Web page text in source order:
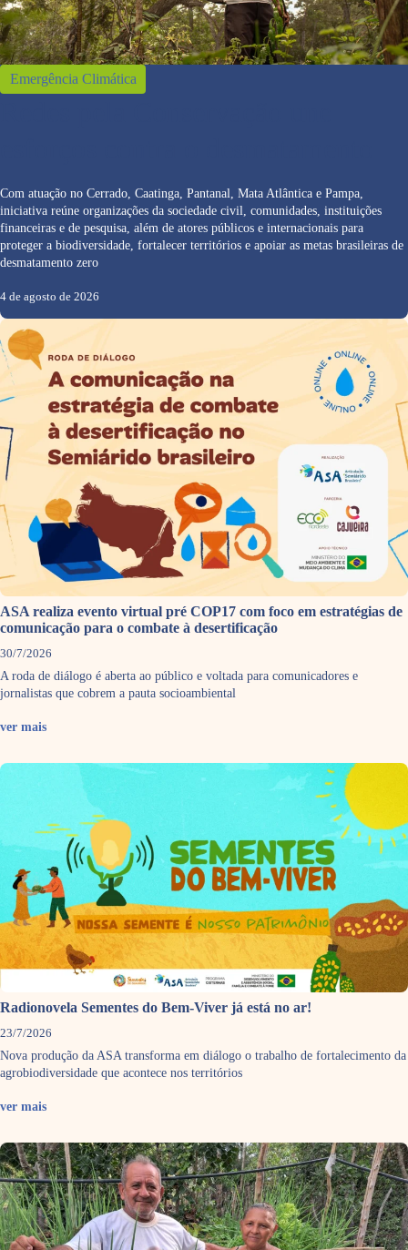
Emergência Climática
Com atuação no Cerrado, Caatinga, Pantanal, Mata Atlântica e Pampa,
iniciativa reúne organizações da sociedade civil, comunidades, instituições
financeiras e de pesquisa, além de atores públicos e internacionais para
proteger a biodiversidade, fortalecer territórios e apoiar as metas brasileiras de
desmatamento zero
4 de agosto de 2026
ASA realiza evento virtual pré COP17 com foco em estratégias de
comunicação para o combate à desertificação
30/7/2026
A roda de diálogo é aberta ao público e voltada para comunicadores e
jornalistas que cobrem a pauta socioambiental
ver mais
Radionovela Sementes do Bem-Viver já está no ar!
23/7/2026
Nova produção da ASA transforma em diálogo o trabalho de fortalecimento da
agrobiodiversidade que acontece nos territórios
ver mais